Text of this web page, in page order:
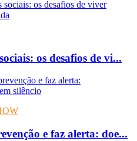
os desafios de vi...
e faz alerta: doe...